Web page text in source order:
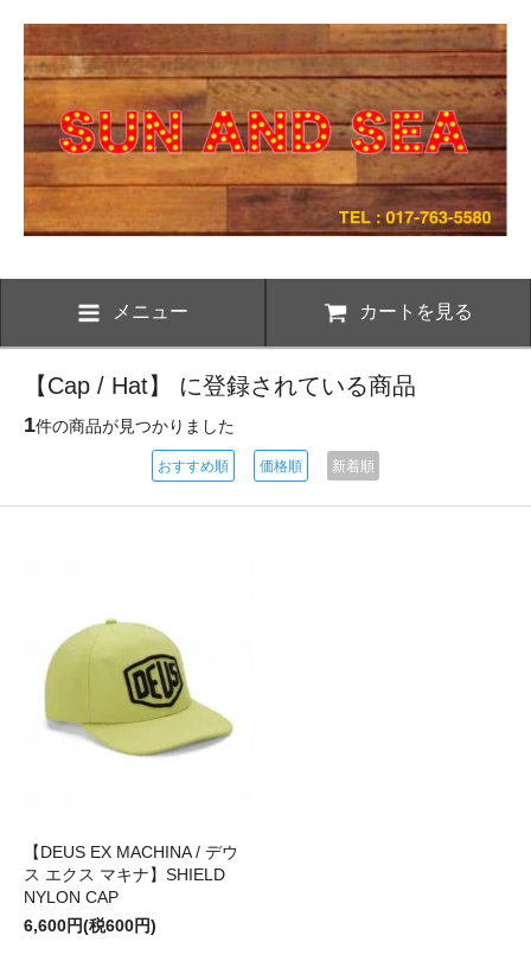
メニュー カートを見る
【Cap / Hat】 に登録されている商品
1件の商品が見つかりました
おすすめ順 価格順 新着順
【DEUS EX MACHINA / デウ
ス エクス マキナ】SHIELD
NYLON CAP
6,600円(税600円)